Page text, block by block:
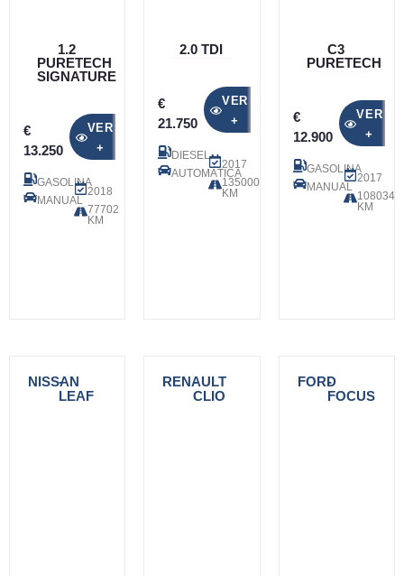
1.2
PURETECH
SIGNATURE
€
13.250
VER
+
GASOLINA
MANUAL
2018
77702
KM
2.0 TDI
€
21.750
VER
+
DIESEL
AUTOMÁTICA
2017
135000
KM
C3
PURETECH
€
12.900
VER
+
GASOLINA
MANUAL
2017
108034
KM
NISSAN
-
LEAF
RENAULT
-
CLIO
FORD
-
FOCUS